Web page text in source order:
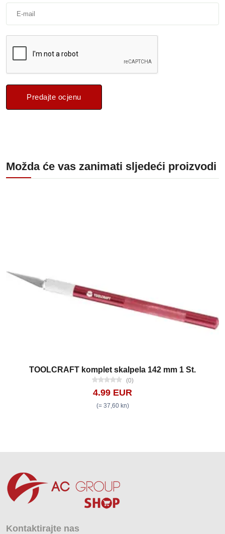
Predajte ocjenu
Možda će vas zanimati sljedeći proizvodi
TOOLCRAFT komplet skalpela 142 mm 1 St.
(0)
4.99 EUR
(= 37,60 kn)
Kontaktirajte nas